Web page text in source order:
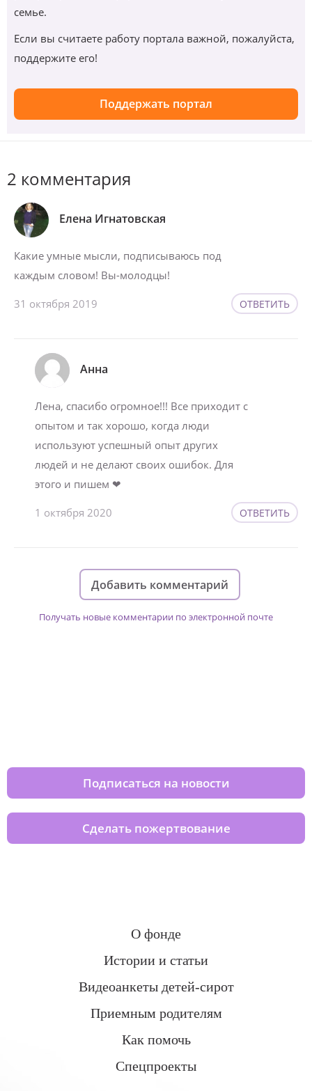
семье.
Если вы считаете работу портала важной, пожалуйста,
поддержите его!
Поддержать портал
2 комментария
Елена Игнатовская
Какие умные мысли, подписываюсь под
каждым словом! Вы-молодцы!
31 октября 2019 ОТВЕТИТЬ
Анна
Лена, спасибо огромное!!! Все приходит с
опытом и так хорошо, когда люди
используют успешный опыт других
людей и не делают своих ошибок. Для
этого и пишем ❤
1 октября 2020 ОТВЕТИТЬ
Добавить комментарий
Получать новые комментарии по электронной почте
Подписаться на новости
Сделать пожертвование
О фонде
Истории и статьи
Видеоанкеты детей-сирот
Приемным родителям
Как помочь
Спецпроекты